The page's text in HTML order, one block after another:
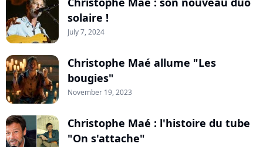
solaire !
July 7, 2024
Christophe Maé allume "Les
bougies"
November 19, 2023
Christophe Maé : l'histoire du tube
"On s'attache"